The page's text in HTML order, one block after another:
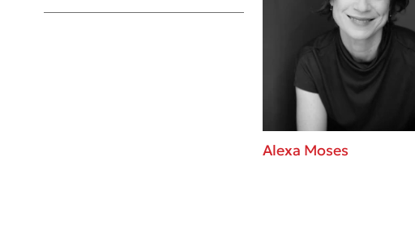
Young Adult
Alexa Moses